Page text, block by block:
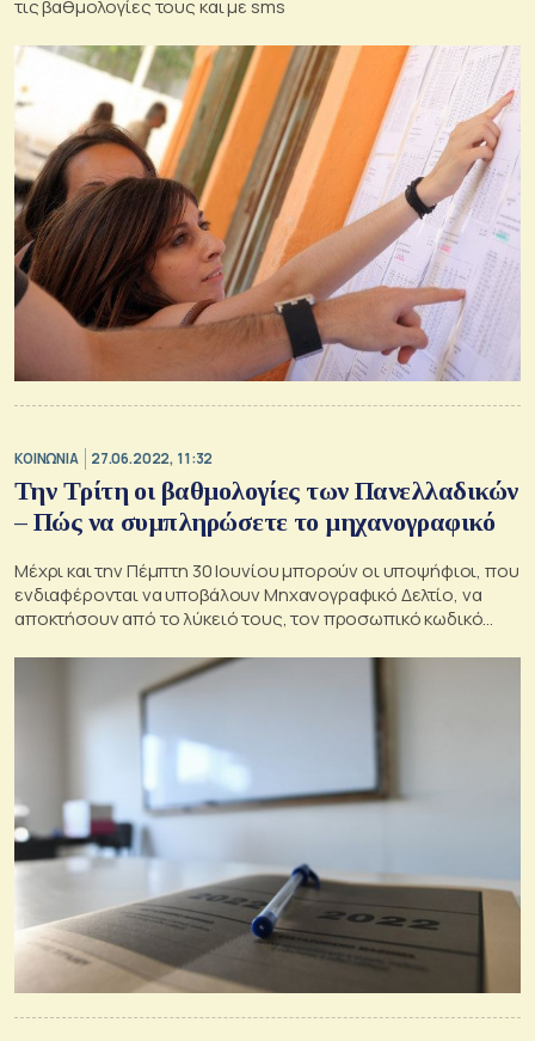
τις βαθμολογίες τους και με sms
ΚΟΙΝΩΝΙΑ 27.06.2022, 11:32
Την Τρίτη οι βαθμολογίες των Πανελλαδικών
– Πώς να συμπληρώσετε το μηχανογραφικό
Μέχρι και την Πέμπτη 30 Ιουνίου μπορούν οι υποψήφιοι, που
ενδιαφέρονται να υποβάλουν Μηχανογραφικό Δελτίο, να
αποκτήσουν από το λύκειό τους, τον προσωπικό κωδικό